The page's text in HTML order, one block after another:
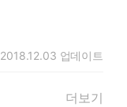
2018.12.03 업데이트
더보기